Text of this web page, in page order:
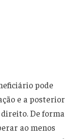
pode
e a posterior
De forma
ao menos